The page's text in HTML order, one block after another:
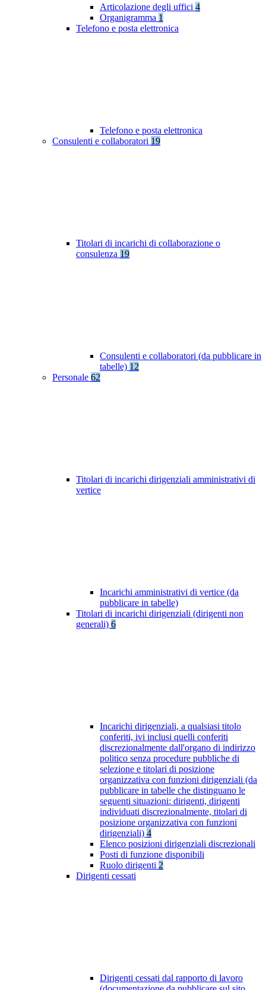
Articolazione degli uffici 4
Organigramma 1
Telefono e posta elettronica
Telefono e posta elettronica
Consulenti e collaboratori 19
Titolari di incarichi di collaborazione o
consulenza 19
Consulenti e collaboratori (da pubblicare in
tabelle) 12
Personale 62
Titolari di incarichi dirigenziali amministrativi di
vertice
Incarichi amministrativi di vertice (da
pubblicare in tabelle)
Titolari di incarichi dirigenziali (dirigenti non
generali) 6
Incarichi dirigenziali, a qualsiasi titolo
conferiti, ivi inclusi quelli conferiti
discrezionalmente dall'organo di indirizzo
politico senza procedure pubbliche di
selezione e titolari di posizione
organizzativa con funzioni dirigenziali (da
pubblicare in tabelle che distinguano le
seguenti situazioni: dirigenti, dirigenti
individuati discrezionalmente, titolari di
posizione organizzativa con funzioni
dirigenziali) 4
Elenco posizioni dirigenziali discrezionali
Posti di funzione disponibili
Ruolo dirigenti 2
Dirigenti cessati
Dirigenti cessati dal rapporto di lavoro